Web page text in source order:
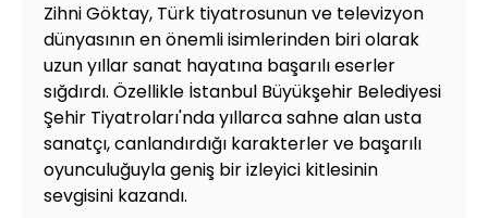
Zihni Göktay, Türk tiyatrosunun ve televizyon
dünyasının en önemli isimlerinden biri olarak
uzun yıllar sanat hayatına başarılı eserler
sığdırdı. Özellikle İstanbul Büyükşehir Belediyesi
Şehir Tiyatroları'nda yıllarca sahne alan usta
sanatçı, canlandırdığı karakterler ve başarılı
oyunculuğuyla geniş bir izleyici kitlesinin
sevgisini kazandı.